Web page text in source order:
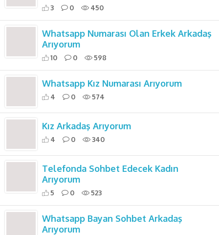
3 0 450
Whatsapp Numarası Olan Erkek Arkadaş
Arıyorum
10 0 598
Whatsapp Kız Numarası Arıyorum
4 0 574
Kız Arkadaş Arıyorum
4 0 340
Telefonda Sohbet Edecek Kadın
Arıyorum
5 0 523
Whatsapp Bayan Sohbet Arkadaş
Arıyorum